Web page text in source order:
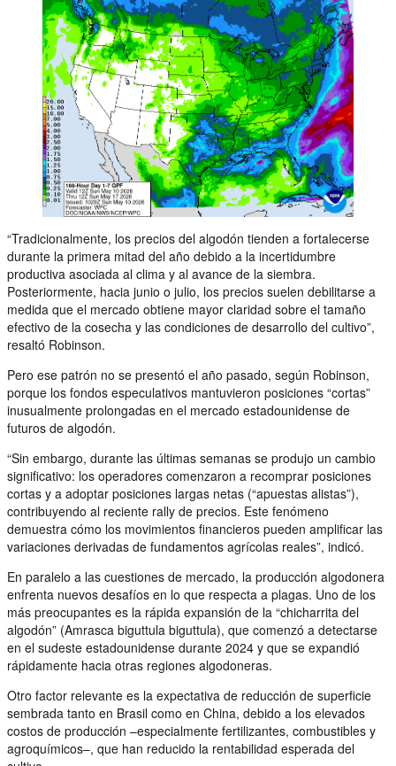
“Tradicionalmente, los precios del algodón tienden a fortalecerse
durante la primera mitad del año debido a la incertidumbre
productiva asociada al clima y al avance de la siembra.
Posteriormente, hacia junio o julio, los precios suelen debilitarse a
medida que el mercado obtiene mayor claridad sobre el tamaño
efectivo de la cosecha y las condiciones de desarrollo del cultivo”,
resaltó Robinson.
Pero ese patrón no se presentó el año pasado, según Robinson,
porque los fondos especulativos mantuvieron posiciones “cortas”
inusualmente prolongadas en el mercado estadounidense de
futuros de algodón.
“Sin embargo, durante las últimas semanas se produjo un cambio
significativo: los operadores comenzaron a recomprar posiciones
cortas y a adoptar posiciones largas netas (“apuestas alistas”),
contribuyendo al reciente rally de precios. Este fenómeno
demuestra cómo los movimientos financieros pueden amplificar las
variaciones derivadas de fundamentos agrícolas reales”, indicó.
En paralelo a las cuestiones de mercado, la producción algodonera
enfrenta nuevos desafíos en lo que respecta a plagas. Uno de los
más preocupantes es la rápida expansión de la “chicharrita del
algodón” (Amrasca biguttula biguttula), que comenzó a detectarse
en el sudeste estadounidense durante 2024 y que se expandió
rápidamente hacia otras regiones algodoneras.
Otro factor relevante es la expectativa de reducción de superficie
sembrada tanto en Brasil como en China, debido a los elevados
costos de producción –especialmente fertilizantes, combustibles y
agroquímicos–, que han reducido la rentabilidad esperada del